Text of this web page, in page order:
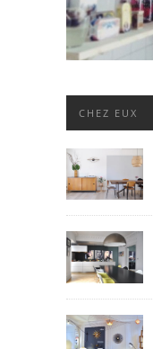
CHEZ EUX